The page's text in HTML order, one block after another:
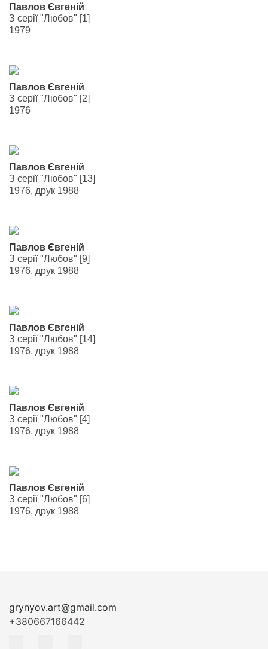
Павлов Євгеній
З серії "Любов" [1]
1979
Павлов Євгеній
З серії "Любов" [2]
1976
Павлов Євгеній
З серії "Любов" [13]
1976, друк 1988
Павлов Євгеній
З серії "Любов" [9]
1976, друк 1988
Павлов Євгеній
З серії "Любов" [14]
1976, друк 1988
Павлов Євгеній
З серії "Любов" [4]
1976, друк 1988
Павлов Євгеній
З серії "Любов" [6]
1976, друк 1988
grynyov.art@gmail.com
+380667166442